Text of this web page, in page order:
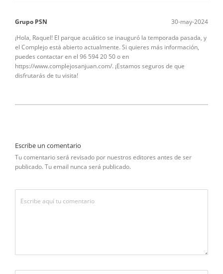
Grupo PSN 30-may-2024
¡Hola, Raquel! El parque acuático se inauguró la temporada pasada, y
el Complejo está abierto actualmente. Si quieres más información,
puedes contactar en el 96 594 20 50 o en
https://www.complejosanjuan.com/. ¡Estamos seguros de que
disfrutarás de tu visita!
Escribe un comentario
Tu comentario será revisado por nuestros editores antes de ser
publicado. Tu email nunca será publicado.